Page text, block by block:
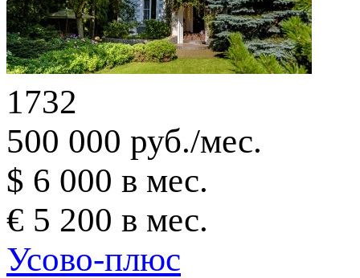
1732
500 000 руб./мес.
$ 6 000 в мес.
€ 5 200 в мес.
Усово-плюс